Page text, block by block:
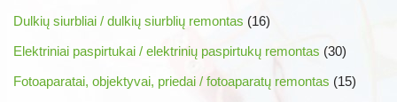
Dulkių siurbliai / dulkių siurblių remontas (16)
Elektriniai paspirtukai / elektrinių paspirtukų remontas (30)
Fotoaparatai, objektyvai, priedai / fotoaparatų remontas (15)